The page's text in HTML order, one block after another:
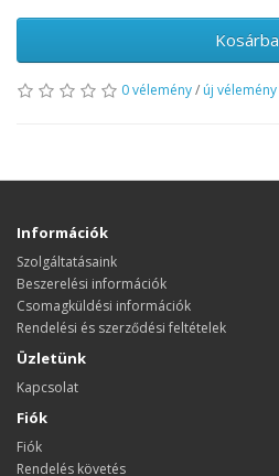
Kosárba
0 vélemény/ új vélemény
Információk
Szolgáltatásaink
Beszerelési információk
Csomagküldési információk
Rendelési és szerződési feltételek
Üzletünk
Kapcsolat
Fiók
Fiók
Rendelés követés